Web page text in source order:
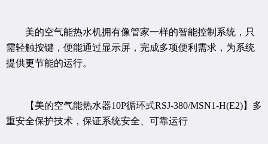
美的空气能热水机拥有像管家一样的智能控制系统，只
需轻触按键，便能通过显示屏，完成多项便利需求，为系统
提供更节能的运行。
【美的空气能热水器10P循环式RSJ-380/MSN1-H(E2)】多
重安全保护技术，保证系统安全、可靠运行